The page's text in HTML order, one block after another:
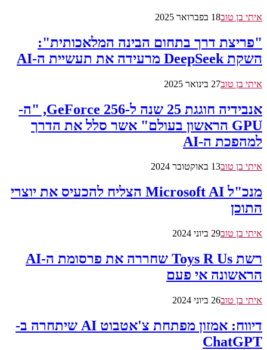
איתי בן טוב18 בפברואר 2025
"פריצת דרך בתחום הבינה המלאכותית":
השקת DeepSeek מרעידה את תעשיית ה-AI
איתי בן טוב27 בינואר 2025
אנבידיה חוגגת 25 שנה ל-GeForce 256, "ה-
GPU הראשון בעולם" אשר סלל את הדרך
למהפכת ה-AI
איתי בן טוב13 באוקטובר 2024
מנכ"ל Microsoft AI הצליח להכעיס את יוצרי
התוכן
איתי בן טוב29 ביוני 2024
רשת Toys R Us שחררה את פרסומת ה-AI
הראשונה אי פעם
איתי בן טוב26 ביוני 2024
דיווח: אמזון מפתחת צ'אטבוט AI שיתחרה ב-
ChatGPT